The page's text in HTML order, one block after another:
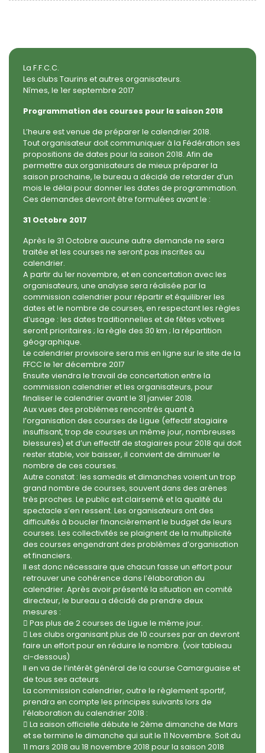
La F.F.C.C.
Les clubs Taurins et autres organisateurs.
Nîmes, le 1er septembre 2017
Programmation des courses pour la saison 2018
L’heure est venue de préparer le calendrier 2018.
Tout organisateur doit communiquer à la Fédération ses
propositions de dates pour la saison 2018. Afin de
permettre aux organisateurs de mieux préparer la
saison prochaine, le bureau a décidé de retarder d’un
mois le délai pour donner les dates de programmation.
Ces demandes devront être formulées avant le :
31 Octobre 2017
Après le 31 Octobre aucune autre demande ne sera
traitée et les courses ne seront pas inscrites au
calendrier.
A partir du 1er novembre, et en concertation avec les
organisateurs, une analyse sera réalisée par la
commission calendrier pour répartir et équilibrer les
dates et le nombre de courses, en respectant les règles
d’usage : les dates traditionnelles et de fêtes votives
seront prioritaires ; la règle des 30 km ; la répartition
géographique.
Le calendrier provisoire sera mis en ligne sur le site de la
FFCC le 1er décembre 2017
Ensuite viendra le travail de concertation entre la
commission calendrier et les organisateurs, pour
finaliser le calendrier avant le 31 janvier 2018.
Aux vues des problèmes rencontrés quant à
l’organisation des courses de Ligue (effectif stagiaire
insuffisant, trop de courses un même jour, nombreuses
blessures) et d’un effectif de stagiaires pour 2018 qui doit
rester stable, voir baisser, il convient de diminuer le
nombre de ces courses.
Autre constat : les samedis et dimanches voient un trop
grand nombre de courses, souvent dans des arènes
très proches. Le public est clairsemé et la qualité du
spectacle s’en ressent. Les organisateurs ont des
difficultés à boucler financièrement le budget de leurs
courses. Les collectivités se plaignent de la multiplicité
des courses engendrant des problèmes d’organisation
et financiers.
Il est donc nécessaire que chacun fasse un effort pour
retrouver une cohérence dans l’élaboration du
calendrier. Après avoir présenté la situation en comité
directeur, le bureau a décidé de prendre deux
mesures :
 Pas plus de 2 courses de Ligue le même jour.
 Les clubs organisant plus de 10 courses par an devront
faire un effort pour en réduire le nombre. (voir tableau
ci-dessous)
Il en va de l’intérêt général de la course Camarguaise et
de tous ses acteurs.
La commission calendrier, outre le règlement sportif,
prendra en compte les principes suivants lors de
l’élaboration du calendrier 2018 :
 La saison officielle débute le 2ème dimanche de Mars
et se termine le dimanche qui suit le 11 Novembre. Soit du
11 mars 2018 au 18 novembre 2018 pour la saison 2018